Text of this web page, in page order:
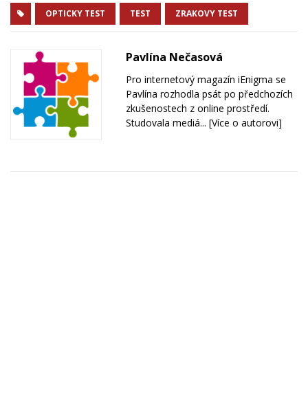
OPTICKY TEST TEST ZRAKOVY TEST
Pavlína Nečasová
Pro internetový magazín iEnigma se
Pavlína rozhodla psát po předchozích
zkušenostech z online prostředí.
Studovala mediá... [Více o autorovi]